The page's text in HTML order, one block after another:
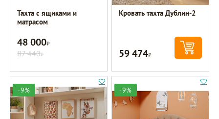
Тахта с ящиками и
матрасом
48 000Р
87 440Р
Кровать тахта Дублин-2
59 474Р
-9% -9%